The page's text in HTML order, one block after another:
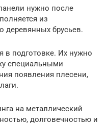
нужно после
из
деревянных брусьев.
в подготовке. Их нужно
специальными
появления плесени,
на металлический
долговечностью и